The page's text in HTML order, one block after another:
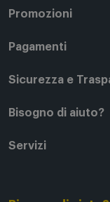
Punti di forza
Registrati su
Acquista Online
Servizi aggiuntivi
Promozioni
Outlet
Black Friday
Pagamenti
Modalità di
Finanziamenti
Sicurezza e
Condizioni
Garanzia Legale
Bisogno di aiuto?
Segui il tuo ordine
Servizi